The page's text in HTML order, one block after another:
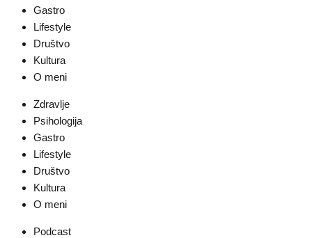
Gastro
Lifestyle
Društvo
Kultura
O meni
Zdravlje
Psihologija
Gastro
Lifestyle
Društvo
Kultura
O meni
Podcast